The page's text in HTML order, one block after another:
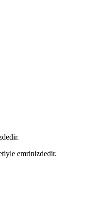
emrinizdedir.